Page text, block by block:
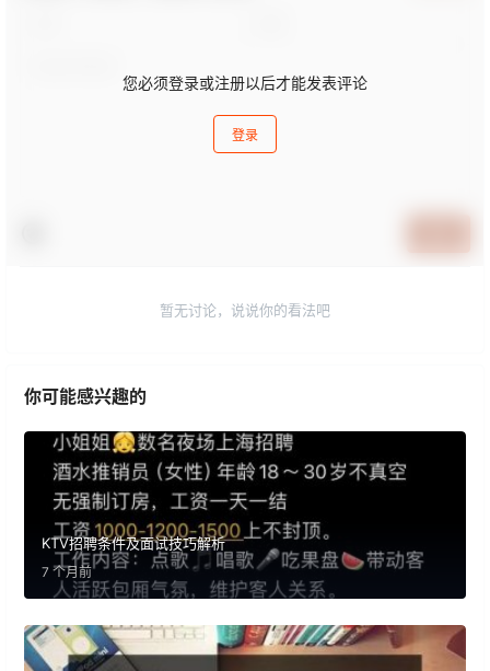
您必须登录或注册以后才能发表评论
登录
暂无讨论，说说你的看法吧
你可能感兴趣的
KTV招聘条件及面试技巧解析
7 个月前